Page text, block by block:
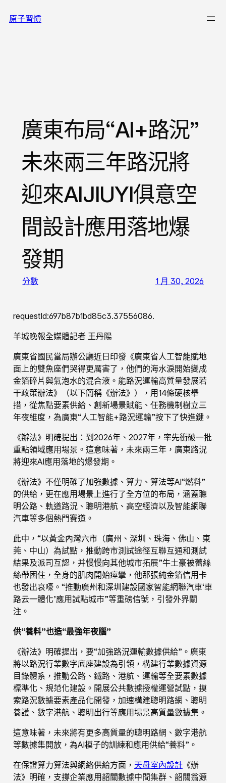
至原子習慣
廣東布局“AI+路況”
未來兩三年路況將
迎來AIJIUYI俱意空
間設計應用落地爆
發期
分數 1 月 30, 2026
requestId:697b87b1bd85c3.37556086.
羊城晚報全媒體記者 王丹陽
廣東省國民當局辦公廳近日印發《廣東省人工智能賦地
面上的雙魚座們哭得更厲害了，他們的海水淚開始變成
金箔碎片與氣泡水的混合液。能路況運輸高質量發展若
干政策辦法》（以下簡稱《辦法》），用14條硬核舉
措，從焦點要素供給、創新場景賦能、任務機制樹立三
年夜維度，為廣東“人工智能+路況運輸”按下了快進鍵。
《辦法》明確提出：到2026年、2027年，率先衝破一批
重點領域應用場景。這意味著，未來兩三年，廣東路況
將迎來AI應用落地的爆發期。
《辦法》不僅明確了加強數據、算力、算法等AI“燃料”
的供給，更在應用場景上進行了全方位的布局，涵蓋聰
明公路、軌道路況、聰明港航、高空經濟以及智能網聯
汽車等多個熱門賽道。
此中，“以黃金內灣六市（廣州、深圳、珠海、佛山、東
莞、中山）為試點，推動跨市測試途徑互聯互通和測試
結果及派司互認，并慢慢向其他城市拓展”牛土豪被蕾絲
絲帶困住，全身的肌肉開始痙攣，他那張純金箔信用卡
也發出哀嚎。“推動廣州和深圳建設國家智能網聯汽車‘車
路云一體化’應用試點城市”等重磅信號，引發外界關
注。
供“養料”也造“最強年夜腦”
《辦法》明確提出，要“加強路況運輸數據供給”。廣東
將以路況行業數字底座建設為引領，構建行業數據資源
目錄體系，推動公路、鐵路、港航、運輸等全要素數據
標準化、規范化建設。開展公共數據授權運營試點，摸
索路況數據要素產品化開發，加速構建聰明路網、聰明
養護、數字港航、聰明出行等應用場景高質量數據集。
這意味著，未來將有更多高質量的聰明路網、數字港航
等數據集開放，為AI模子的訓練和應用供給“養料”。
在保證算力算法與網絡供給方面， 天母室內設計 《辦
法》明確，支撐企業應用韶關數據中間集群、韶關翁源